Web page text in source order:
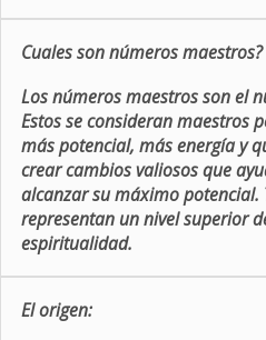
Cuales son números maestros?
Los números maestros son el
Estos se consideran maestros
más potencial, más energía y
crear cambios valiosos que
alcanzar su máximo potencial.
representan un nivel superior
espiritualidad.
El origen: